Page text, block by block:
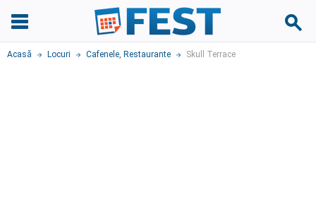
Acasă Locuri Cafenele, Restaurante Skull Terrace